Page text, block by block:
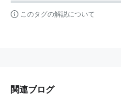
このタグの解説について
関連ブログ